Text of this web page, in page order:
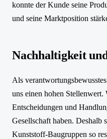
konnte der Kunde seine
und seine Marktposition
Nachhaltigkeit
Als
uns einen hohen Stellenwert.
Entscheidungen und
Gesellschaft haben. Deshalb
Kunststoff-Baugruppen so